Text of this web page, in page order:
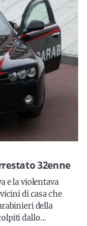
32enne
e la violentava
di casa che
della
dallo…